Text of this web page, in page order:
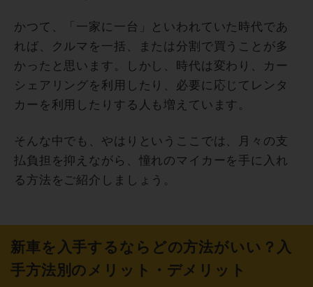
かつて、「一家に一台」といわれていた時代であ
れば、クルマを一括、または分割で買うことが多
かったと思います。しかし、時代は変わり、カー
シェアリングを利用したり、必要に応じてレンタ
カーを利用したりする人も増えています。
そんな中でも、やはりというここでは、月々の支
払負担を抑えながら、憧れのマイカーを手に入れ
る方法をご紹介しましょう。
新車を入手するならどの方法がいい？入
手方法別のメリット・デメリット